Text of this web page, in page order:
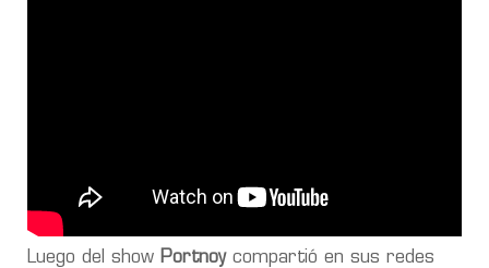
Luego del show Portnoycompartió en sus redes